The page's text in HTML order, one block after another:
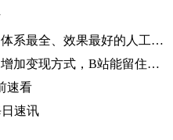
我国已形成世界上规模最大、体系最全、效果最好的人工影响天气作业力量
天天资讯：取消播放量显示、增加变现方式，B站能留住UP主吗？
速看
速讯